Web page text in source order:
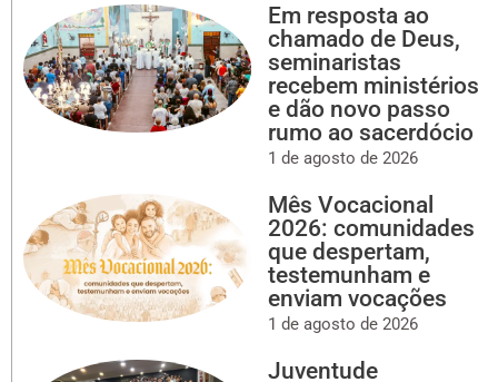
Em resposta ao
chamado de Deus,
seminaristas
recebem ministérios
e dão novo passo
rumo ao sacerdócio
1 de agosto de 2026
Mês Vocacional
2026: comunidades
que despertam,
testemunham e
enviam vocações
1 de agosto de 2026
Juventude